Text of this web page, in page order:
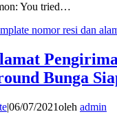
You tried…
Bunga
|06/07/2021oleh admin